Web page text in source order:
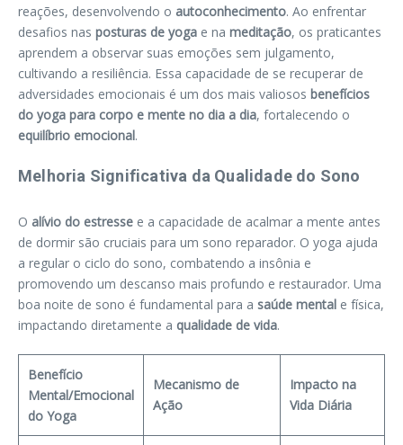
reações, desenvolvendo o autoconhecimento. Ao enfrentar
desafios nas posturas de yoga e na meditação, os praticantes
aprendem a observar suas emoções sem julgamento,
cultivando a resiliência. Essa capacidade de se recuperar de
adversidades emocionais é um dos mais valiosos benefícios
do yoga para corpo e mente no dia a dia, fortalecendo o
equilíbrio emocional.
Melhoria Significativa da Qualidade do Sono
O alívio do estresse e a capacidade de acalmar a mente antes
de dormir são cruciais para um sono reparador. O yoga ajuda
a regular o ciclo do sono, combatendo a insônia e
promovendo um descanso mais profundo e restaurador. Uma
boa noite de sono é fundamental para a saúde mental e física,
impactando diretamente a qualidade de vida.
Benefício
Mental/Emocional
do Yoga
Mecanismo de
Ação
Impacto na
Vida Diária